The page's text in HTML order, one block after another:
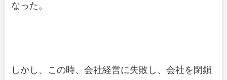
なった。
しかし、この時、会社経営に失敗し、会社を閉鎖